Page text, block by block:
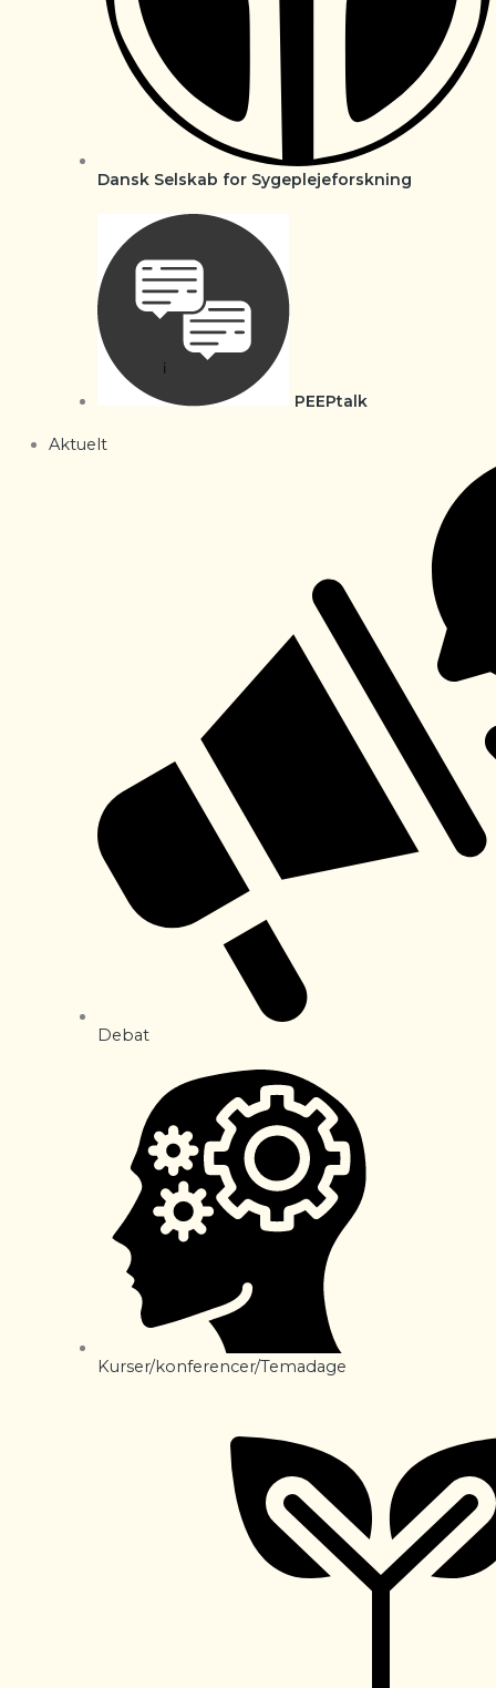
Dansk Selskab for Sygeplejeforskning
PEEPtalk
Aktuelt
Debat
Kurser/konferencer/Temadage